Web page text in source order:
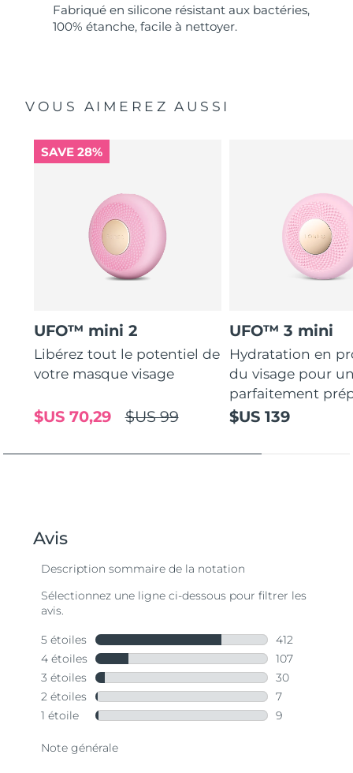
Fabriqué en silicone résistant aux bactéries,
100% étanche, facile à nettoyer.
VOUS AIMEREZ AUSSI
SAVE 28%
UFO™ mini 2
Libérez tout le potentiel de
votre masque visage
$US 99
$US 70,29
UFO™ 3 mini
Hydratation en
du visage pour
parfaitement
$US 139